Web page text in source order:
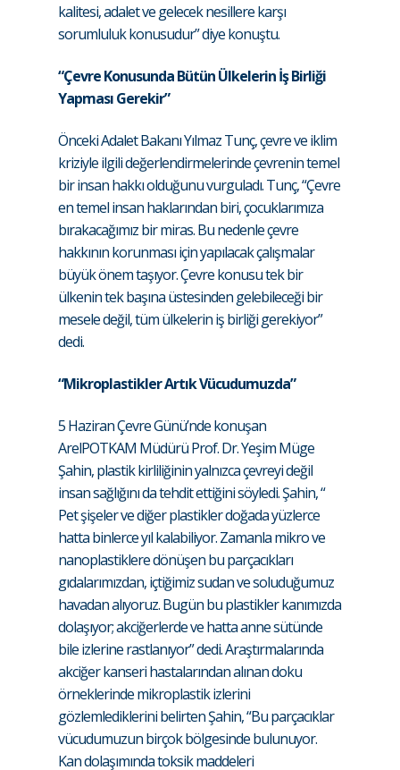
kalitesi, adalet ve gelecek nesillere karşı
sorumluluk konusudur” diye konuştu.
“Çevre Konusunda Bütün Ülkelerin İş Birliği
Yapması Gerekir”
Önceki Adalet Bakanı Yılmaz Tunç, çevre ve iklim
kriziyle ilgili değerlendirmelerinde çevrenin temel
bir insan hakkı olduğunu vurguladı. Tunç, “Çevre
en temel insan haklarından biri, çocuklarımıza
bırakacağımız bir miras. Bu nedenle çevre
hakkının korunması için yapılacak çalışmalar
büyük önem taşıyor. Çevre konusu tek bir
ülkenin tek başına üstesinden gelebileceği bir
mesele değil, tüm ülkelerin iş birliği gerekiyor”
dedi.
“Mikroplastikler Artık Vücudumuzda”
5 Haziran Çevre Günü’nde konuşan
ArelPOTKAM Müdürü Prof. Dr. Yeşim Müge
Şahin, plastik kirliliğinin yalnızca çevreyi değil
insan sağlığını da tehdit ettiğini söyledi. Şahin, “
Pet şişeler ve diğer plastikler doğada yüzlerce
hatta binlerce yıl kalabiliyor. Zamanla mikro ve
nanoplastiklere dönüşen bu parçacıkları
gıdalarımızdan, içtiğimiz sudan ve soluduğumuz
havadan alıyoruz. Bugün bu plastikler kanımızda
dolaşıyor; akciğerlerde ve hatta anne sütünde
bile izlerine rastlanıyor” dedi. Araştırmalarında
akciğer kanseri hastalarından alınan doku
örneklerinde mikroplastik izlerini
gözlemlediklerini belirten Şahin, “Bu parçacıklar
vücudumuzun birçok bölgesinde bulunuyor.
Kan dolaşımında toksik maddeleri